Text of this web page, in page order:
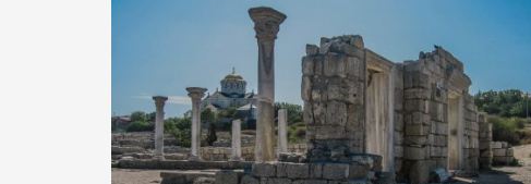
візантійської доби. Раритети викрадені з фондів об’єкту
культурної спадщини ЮНЕСКО «Херсонеса Таврійського».
Офіційно – на виставку «Золото Візантії», але експерти та
влада в Україні вважають це лише […]